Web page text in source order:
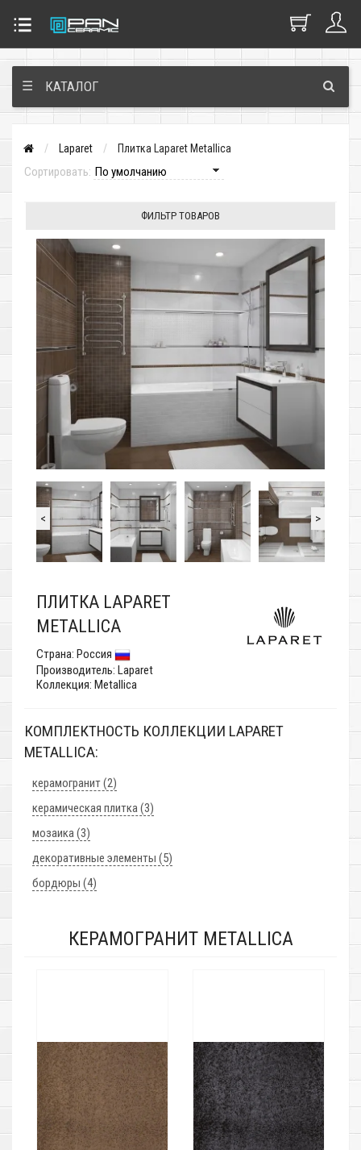
☰ КАТАЛОГ
Laparet Плитка Laparet Metallica
Сортировать:
ФИЛЬТР ТОВАРОВ
< >
ПЛИТКА LAPARET
METALLICA
Страна: Россия
Производитель: Laparet
Коллекция: Metallica
КОМПЛЕКТНОСТЬ КОЛЛЕКЦИИ LAPARET
METALLICA:
керамогранит (2)
керамическая плитка (3)
мозаика (3)
декоративные элементы (5)
бордюры (4)
КЕРАМОГРАНИТ METALLICA